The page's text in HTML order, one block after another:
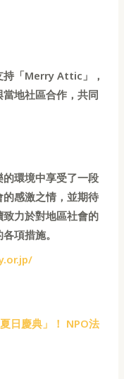
持「Merry Attic」，
地社區合作，共同
環境中享受了一段
感激之情，並期待
力於對地區社會的
項措施。
日慶典」！ NPO法